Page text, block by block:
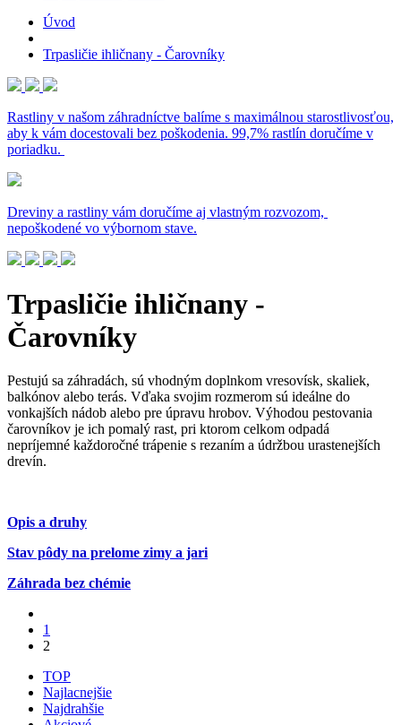
Úvod
Trpasličie ihličnany - Čarovníky
Rastliny v našom záhradníctve balíme s maximálnou starostlivosťou,
aby k vám docestovali bez poškodenia. 99,7% rastlín doručíme v
poriadku.
Dreviny a rastliny vám doručíme aj vlastným rozvozom,
nepoškodené vo výbornom stave.
Trpasličie ihličnany -
Čarovníky
Pestujú sa záhradách, sú vhodným doplnkom vresovísk, skaliek,
balkónov alebo terás. Vďaka svojim rozmerom sú ideálne do
vonkajších nádob alebo pre úpravu hrobov. Výhodou pestovania
čarovníkov je ich pomalý rast, pri ktorom celkom odpadá
nepríjemné každoročné trápenie s rezaním a údržbou urastenejších
drevín.
Opis a druhy
Stav pôdy na prelome zimy a jari
Záhrada bez chémie
1
2
TOP
Najlacnejšie
Najdrahšie